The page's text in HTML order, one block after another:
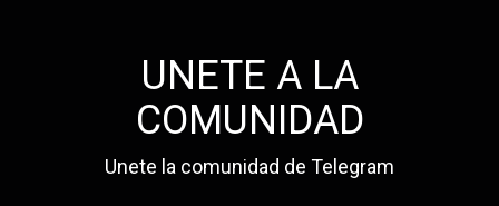
UNETE A LA
COMUNIDAD
Unete la comunidad de Telegram